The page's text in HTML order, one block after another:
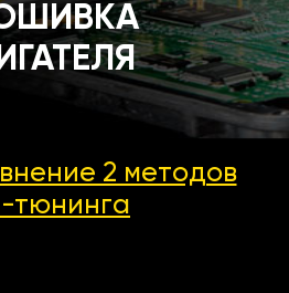
2 методов
тюнинга